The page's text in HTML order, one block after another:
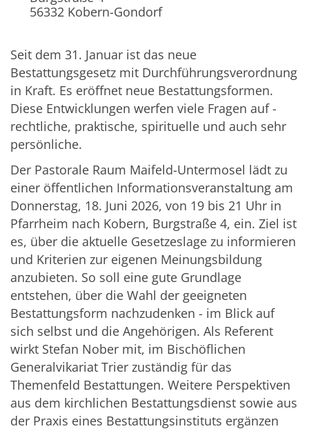
56332 Kobern-Gondorf
Seit dem 31. Januar ist das neue
Bestattungsgesetz mit Durchführungsverordnung
in Kraft. Es eröffnet neue Bestattungsformen.
Diese Entwicklungen werfen viele Fragen auf -
rechtliche, praktische, spirituelle und auch sehr
persönliche.
Der Pastorale Raum Maifeld-Untermosel lädt zu
einer öffentlichen Informationsveranstaltung am
Donnerstag, 18. Juni 2026, von 19 bis 21 Uhr in
Pfarrheim nach Kobern, Burgstraße 4, ein. Ziel ist
es, über die aktuelle Gesetzeslage zu informieren
und Kriterien zur eigenen Meinungsbildung
anzubieten. So soll eine gute Grundlage
entstehen, über die Wahl der geeigneten
Bestattungsform nachzudenken - im Blick auf
sich selbst und die Angehörigen. Als Referent
wirkt Stefan Nober mit, im Bischöflichen
Generalvikariat Trier zuständig für das
Themenfeld Bestattungen. Weitere Perspektiven
aus dem kirchlichen Bestattungsdienst sowie aus
der Praxis eines Bestattungsinstituts ergänzen